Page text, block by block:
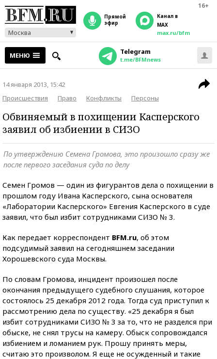
16+
Москва
прямой
эфир
Канал в
MAX
max.ru/bfm
МЕНЮ Telegram
t.me/BFMnews
14 января 2013, 15:42
Происшествия
Право Конфликты Персоны
Обвиняемый в похищении Касперского
заявил об избиении в СИЗО
По утверждению Семена Громова, это произошло сразу же
после первого заседания суда по делу
Семен Громов — один из фигурантов дела о похищении в
прошлом году Ивана Касперского, сына основателя
«Лаборатории Касперского» Евгения Касперского в суде
заявил, что был избит сотрудниками СИЗО № 3.
Как передает корреспондент BFM.ru, об этом
подсудимый заявил на сегодняшнем заседании
Хорошевского суда Москвы.
По словам Громова, инцидент произошел после
окончания предыдущего судебного слушания, которое
состоялось 25 декабря 2012 года. Тогда суд приступил к
рассмотрению дела по существу. «25 декабря я был
избит сотрудниками СИЗО № 3 за то, что не разделся при
обыске, не снял трусы на камеру. Обыск сопровождался
избиением и ломанием рук. Прошу принять меры,
считаю это произволом. Я еще не осужденный и такие